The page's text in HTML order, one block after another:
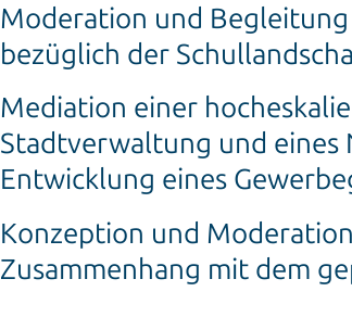
Moderation und
bezüglich der
Mediation einer
Stadtverwaltung und eines
Entwicklung eines
Konzeption und
Zusammenhang mit dem